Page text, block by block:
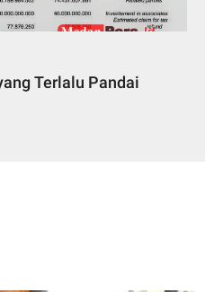
Terlalu Pandai